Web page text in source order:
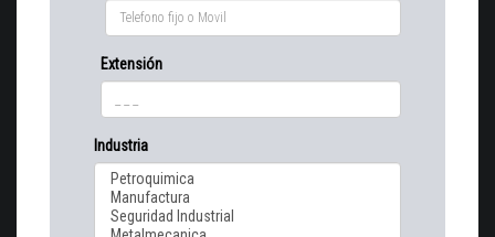
Extensión
Industria